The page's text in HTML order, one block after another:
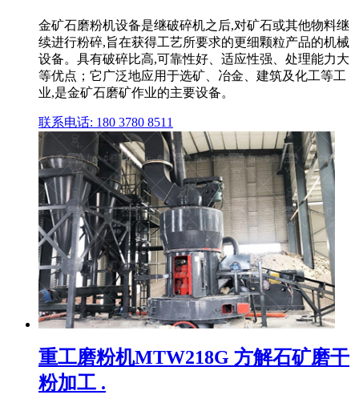
金矿石磨粉机设备是继破碎机之后,对矿石或其他物料继
续进行粉碎,旨在获得工艺所要求的更细颗粒产品的机械
设备。具有破碎比高,可靠性好、适应性强、处理能力大
等优点；它广泛地应用于选矿、冶金、建筑及化工等工
业,是金矿石磨矿作业的主要设备。
联系电话: 180 3780 8511
重工磨粉机MTW218G 方解石矿磨干
粉加工 .